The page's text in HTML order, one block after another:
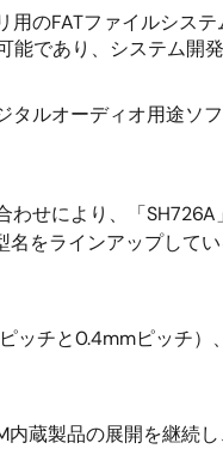
のFATファイルシス
であり、システム開
ルオーディオ用途ソ
わせにより、「
をラインアップし
チと0.4mmピッチ
蔵製品の展開を継続